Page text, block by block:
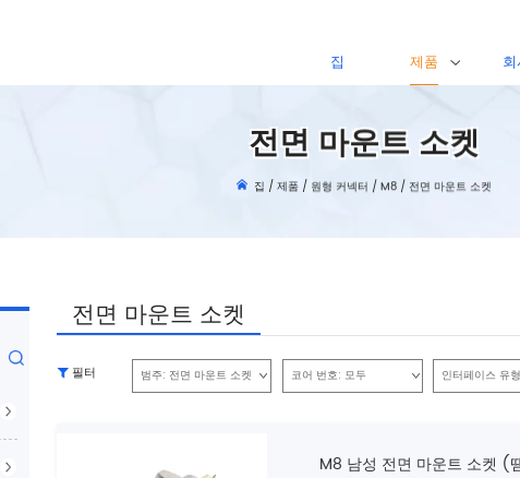
집 제품
전면 마운트 소켓
집 /제품 / 원형 커넥터 /M8 / 전면 마운트 소켓
전면 마운트 소켓
필터 범주: 전면 마운트 소켓 코어 번호: 모두 인터페이스 유
M8 남성 전면 마운트 소켓 (